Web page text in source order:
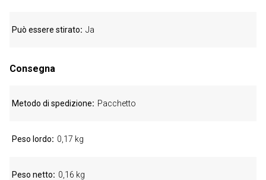
Può essere stirato Ja
Consegna
Metodo di spedizione Pacchetto
Peso lordo 0,17 kg
Peso netto 0,16 kg